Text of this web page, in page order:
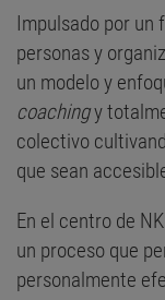
Impulsado por un
personas y
un modelo y
coachingy
colectivo
que sean
En el centro de
un proceso que
personalmente